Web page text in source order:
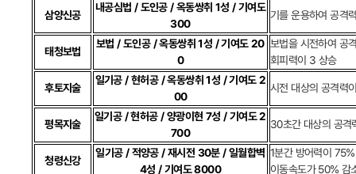
삼양신공
내공심법 / 도인공 / 옥동쌍취 1성 / 기여도
300
기를 운용하여 공격
태청보법
보법 / 도인공 / 옥동쌍취 1성 / 기여도 20
0
보법을 시전하여 공
회피력이 3 상승
후토지술
일기공 / 현허공 / 옥동쌍취 1성 / 기여도 2
00
시전 대상의 공격력
평목지술
일기공 / 현허공 / 양광이현 7성 / 기여도 2
700
30초간 대상의 공격
청령신강
일기공 / 적양공 / 재시전 30분 / 일월합벽
4성 / 기여도 8000
1분간 방어력이
이동속도가 50% 감